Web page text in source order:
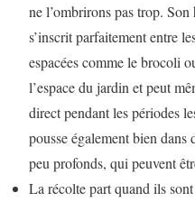
ne l’ombrirons pas trop.
s’inscrit parfaitement entre
espacées comme le brocoli
l’espace du jardin et peut
direct pendant les périodes
pousse également bien dans
peu profonds, qui peuvent
La récolte part quand ils